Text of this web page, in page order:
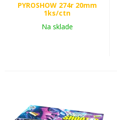
PYROSHOW 274r 20mm
1ks/ctn
Na sklade